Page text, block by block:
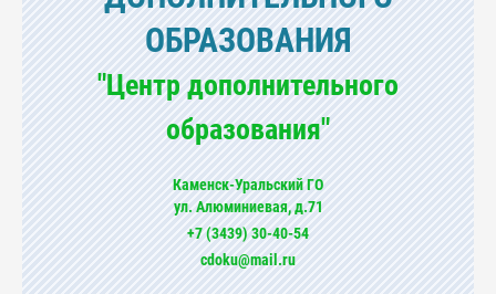
ОБРАЗОВАНИЯ
"Центр дополнительного
образования"
Каменск-Уральский ГО
ул. Алюминиевая, д.71
+7 (3439) 30-40-54
cdoku@mail.ru